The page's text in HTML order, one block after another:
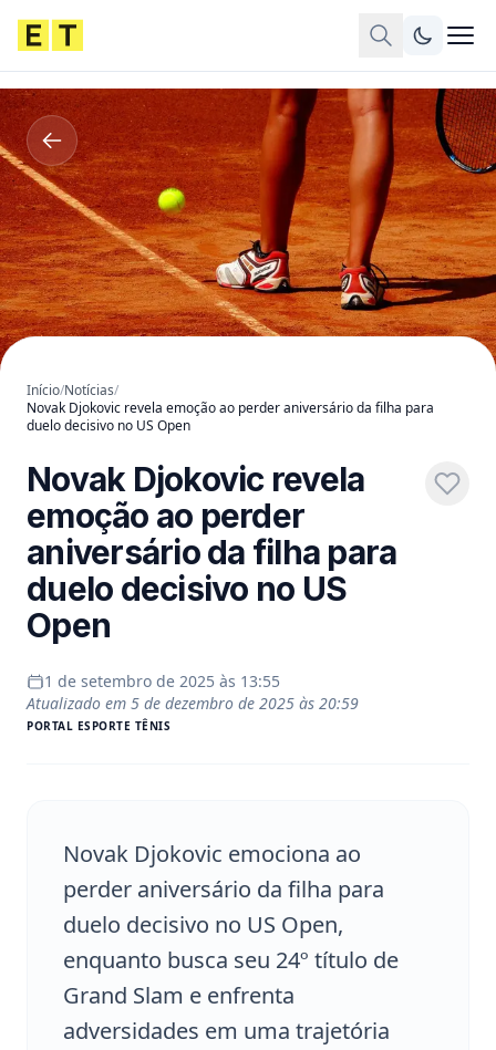
Início/Notícias/
Novak Djokovic revela emoção ao perder aniversário da filha para
duelo decisivo no US Open
Novak Djokovic revela
emoção ao perder
aniversário da filha para
duelo decisivo no US
Open
1 de setembro de 2025 às 13:55
Atualizado em 5 de dezembro de 2025 às 20:59
PORTAL ESPORTE TÊNIS
Novak Djokovic emociona ao
perder aniversário da filha para
duelo decisivo no US Open,
enquanto busca seu 24º título de
Grand Slam e enfrenta
adversidades em uma trajetória